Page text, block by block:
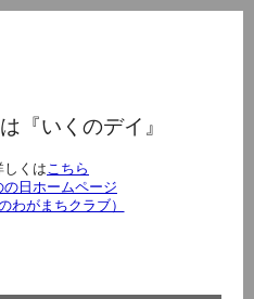
『いくのデイ』
しくはこちら
の日ホームページ
わがまちクラブ）